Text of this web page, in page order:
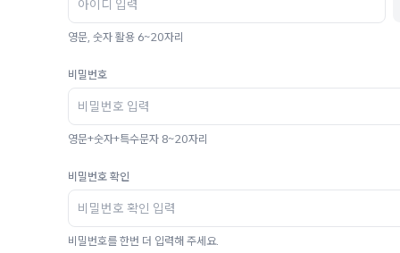
영문, 숫자 활용 6~20자리
비밀번호
영문+숫자+특수문자 8~20자리
비밀번호 확인
비밀번호를 한번 더 입력해 주세요.